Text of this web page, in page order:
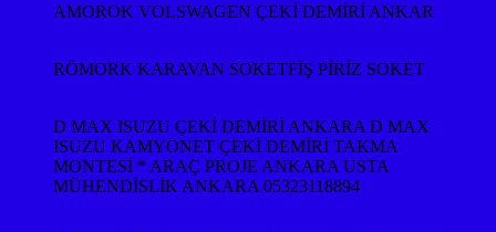
AMOROK VOLSWAGEN ÇEKİ DEMİRİ ANKAR
RÖMORK KARAVAN SOKETFİŞ PİRİZ SOKET
D MAX ISUZU ÇEKİ DEMİRİ ANKARA D MAX
ISUZU KAMYONET ÇEKİ DEMİRİ TAKMA
MONTESİ * ARAÇ PROJE ANKARA USTA
MÜHENDİSLİK ANKARA 05323118894